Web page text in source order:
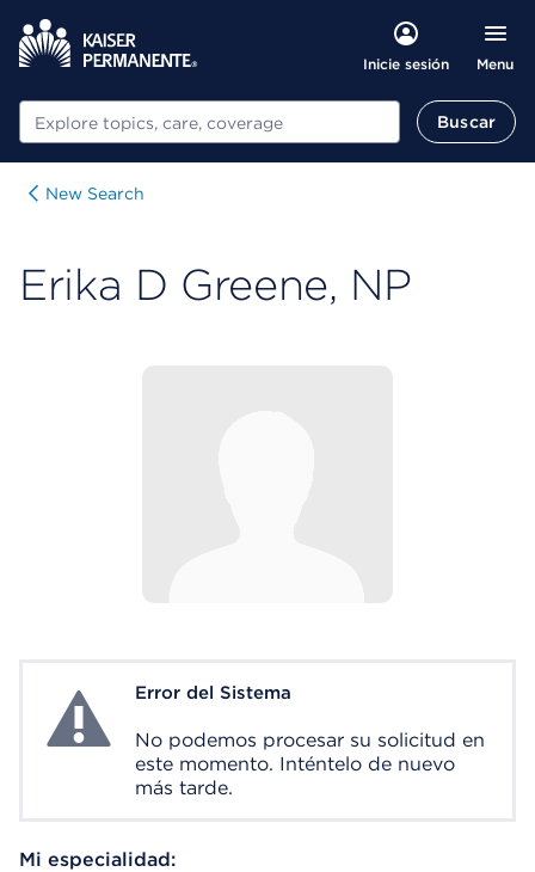
Inicie sesión Menu
Buscar Buscar
New Search
Erika D Greene, NP
System ErrorError del Sistema
No podemos procesar su solicitud en
este momento. Inténtelo de nuevo
más tarde.
Mi especialidad: